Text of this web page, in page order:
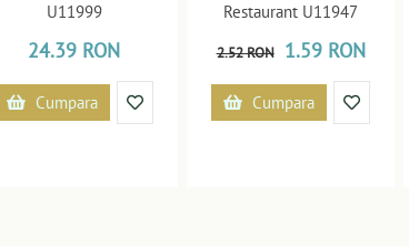
U11999
24.39 RON
Cumpara
Restaurant U11947
2.52 RON 1.59 RON
Cumpara